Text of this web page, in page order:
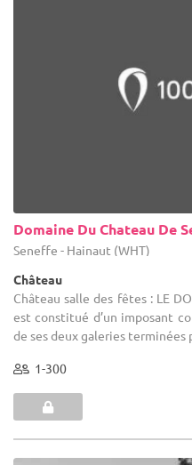
Domaine Du Chateau De
Seneffe - Hainaut (WHT)
Château
Château salle des fêtes : LE
est constitué d’un imposant
de ses deux galeries terminées
1-300